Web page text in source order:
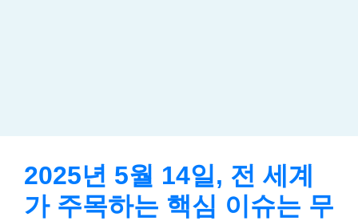
2025년 5월 14일, 전 세계
가 주목하는 핵심 이슈는 무